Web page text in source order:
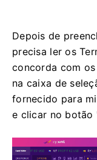
Depois de
precisa ler os
concorda com
na caixa de
fornecido para
e clicar no botão